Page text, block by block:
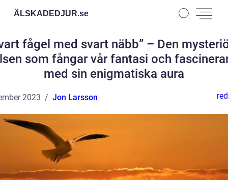
ÄLSKADEDJUR.se
fågel med svart näbb” – Den
som fångar vår fantasi och
med sin enigmatiska aura
2023 Jon Larsson